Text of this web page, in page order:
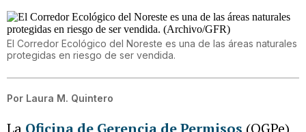
El Corredor Ecológico del Noreste es una de las áreas naturales
protegidas en riesgo de ser vendida.
Por Laura M. Quintero